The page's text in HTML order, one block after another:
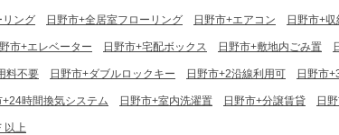
リング 日野市+全居室フローリング 日野市+エアコン 日野市+収
市+エレベーター 日野市+宅配ボックス 日野市+敷地内ごみ置
料不要 日野市+ダブルロックキー 日野市+2沿線利用可 日野市
+24時間換気システム 日野市+室内洗濯置 日野市+分譲賃貸 日
以上